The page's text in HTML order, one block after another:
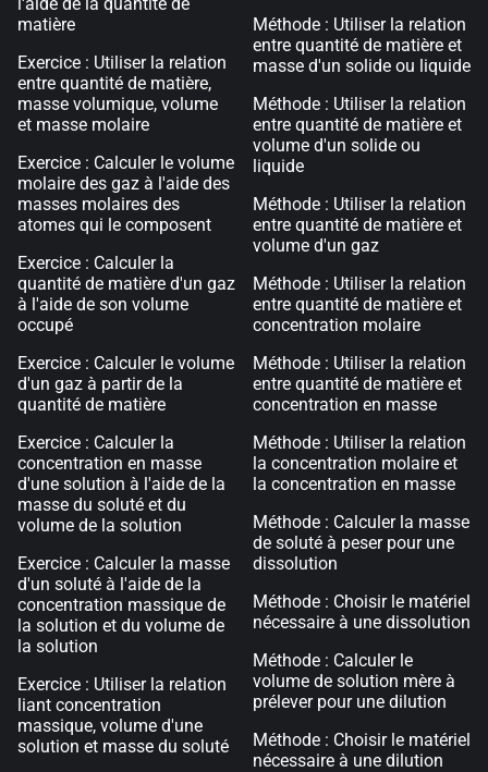
matière
Exercice : Utiliser la relation
entre quantité de matière,
masse volumique, volume
et masse molaire
Exercice : Calculer le volume
molaire des gaz à l'aide des
masses molaires des
atomes qui le composent
Exercice : Calculer la
quantité de matière d'un gaz
à l'aide de son volume
occupé
Exercice : Calculer le volume
d'un gaz à partir de la
quantité de matière
Exercice : Calculer la
concentration en masse
d'une solution à l'aide de la
masse du soluté et du
volume de la solution
Exercice : Calculer la masse
d'un soluté à l'aide de la
concentration massique de
la solution et du volume de
la solution
Exercice : Utiliser la relation
liant concentration
massique, volume d'une
solution et masse du soluté
Méthode : Utiliser la relation
entre quantité de matière et
masse d'un solide ou liquide
Méthode : Utiliser la relation
entre quantité de matière et
volume d'un solide ou
liquide
Méthode : Utiliser la relation
entre quantité de matière et
volume d'un gaz
Méthode : Utiliser la relation
entre quantité de matière et
concentration molaire
Méthode : Utiliser la relation
entre quantité de matière et
concentration en masse
Méthode : Utiliser la relation
la concentration molaire et
la concentration en masse
Méthode : Calculer la masse
de soluté à peser pour une
dissolution
Méthode : Choisir le matériel
nécessaire à une dissolution
Méthode : Calculer le
volume de solution mère à
prélever pour une dilution
Méthode : Choisir le matériel
nécessaire à une dilution